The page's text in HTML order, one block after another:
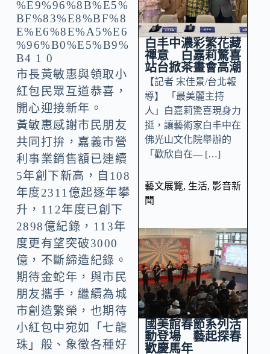
市長黃敏惠與領取小
紅包民眾互道恭喜，
開心迎接新年。
黃敏惠感謝市民朋友
共同打拚，嘉義市營
利事業銷售額已連續
5年創下新高，自108
年度2311億起逐年攀
升，112年度已創下
2898億紀錄，113年
度更有望突破3000
億，不斷締造紀錄。
期待金蛇年，與市民
朋友攜手，繼續為城
市創造繁榮，也期待
小紅包中宛如「七龍
珠」般、象徵各種好
白丰中濃彩繁花藏
禪意 白嘉莉驚喜
站台掀茶畫會高潮
【記者 宋佳景/台北報
導】 「最美麗主持
人」白嘉莉驚喜現身力
挺，讓藝術家白丰中在
佛光山文化院舉辦的
「歡欣自在— […]
藝文展覽, 生活, 影音新
聞
國美館春節系列活
動登場 藝起探春
歡慶馬年